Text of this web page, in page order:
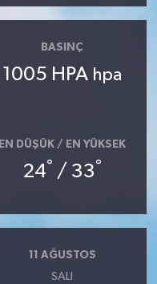
BASINÇ
1005 HPA hpa
EN DÜŞÜK / EN YÜKSEK
24° / 33°
11 AĞUSTOS
SALI